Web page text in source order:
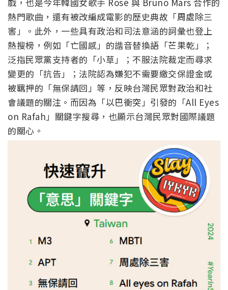
熱門歌曲，還有被改編成電影的歷史典故「周處除三
害」。 此外，一些具有政治和司法意涵的詞彙也登上
熱搜榜，例如「亡國感」的諧音替換語「芒果乾」；
泛指民眾黨支持者的「小草」； 不服法院裁定而尋求
變更的「抗告」； 法院認為嫌犯不需要繳交保證金或
被羈押的「無保請回」等， 反映台灣民眾對政治和社
會議題的關注。而因為「以巴衝突」 引發的「All Eyes
on Rafah」關鍵字搜尋，也顯示台灣民眾對國際議題
的關心。